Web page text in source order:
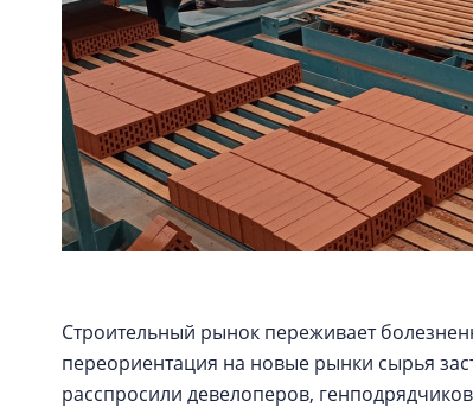
Строительный рынок переживает
переориентация на новые рынки сырья
расспросили девелоперов,